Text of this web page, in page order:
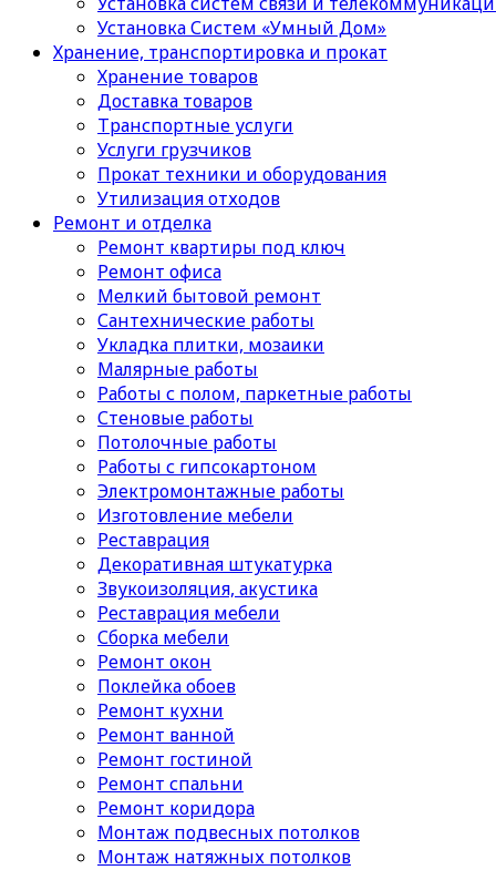
Установка Систем «Умный Дом»
Хранение, транспортировка и прокат
Хранение товаров
Доставка товаров
Транспортные услуги
Услуги грузчиков
Прокат техники и оборудования
Утилизация отходов
Ремонт и отделка
Ремонт квартиры под ключ
Ремонт офиса
Мелкий бытовой ремонт
Сантехнические работы
Укладка плитки, мозаики
Малярные работы
Работы с полом, паркетные работы
Стеновые работы
Потолочные работы
Работы с гипсокартоном
Электромонтажные работы
Изготовление мебели
Реставрация
Декоративная штукатурка
Звукоизоляция, акустика
Реставрация мебели
Сборка мебели
Ремонт окон
Поклейка обоев
Ремонт кухни
Ремонт ванной
Ремонт гостиной
Ремонт спальни
Ремонт коридора
Монтаж подвесных потолков
Монтаж натяжных потолков